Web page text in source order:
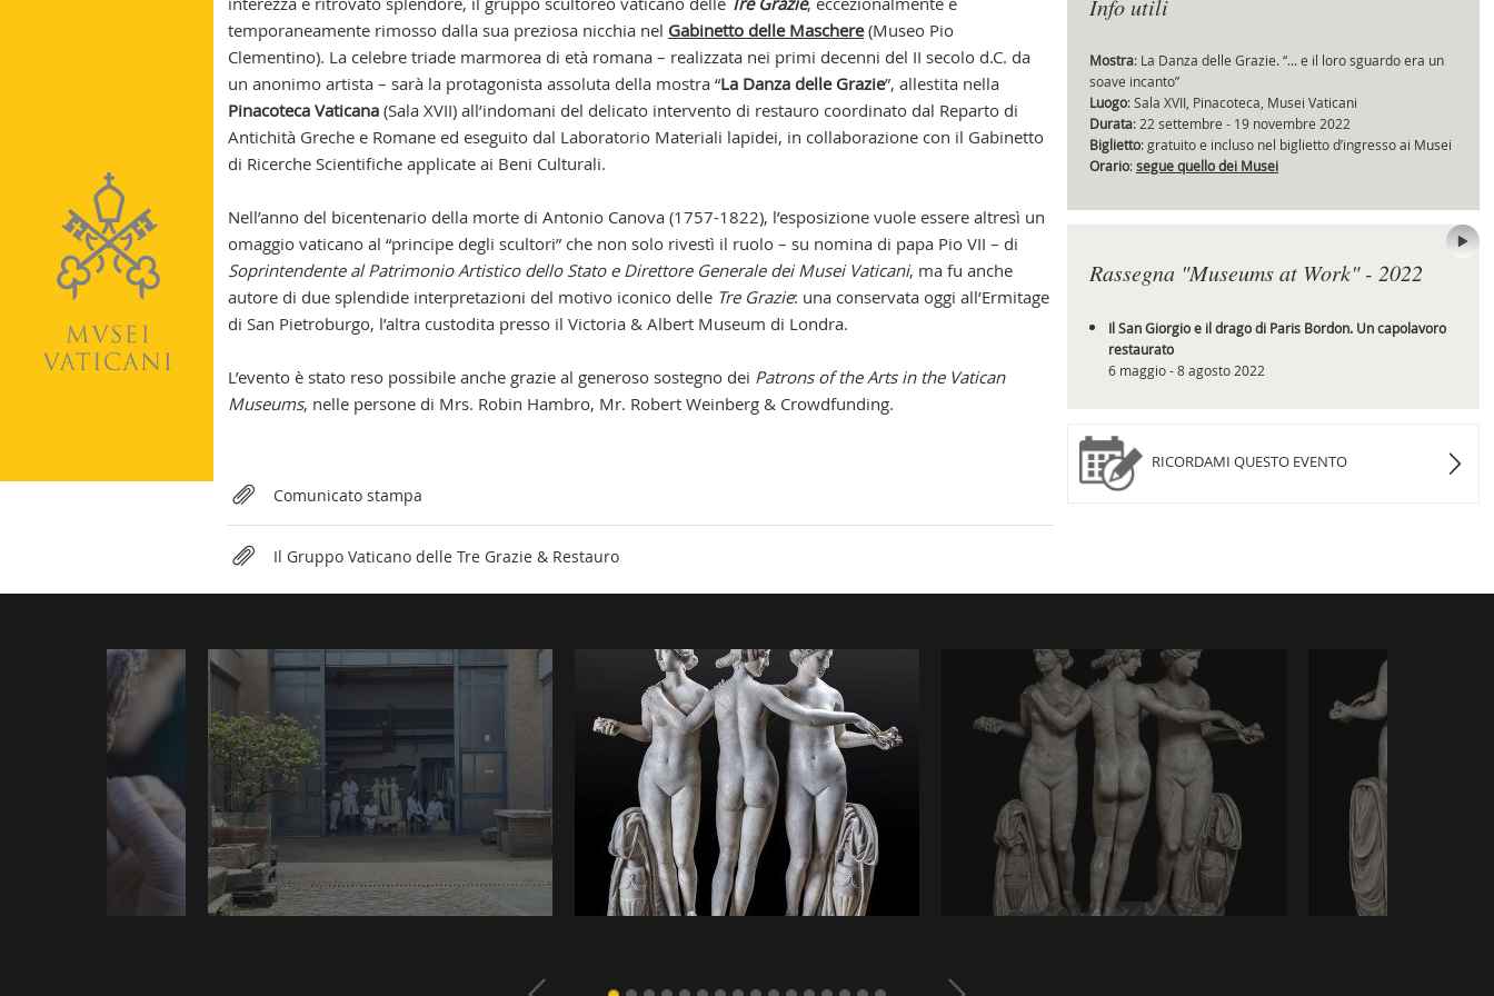
temporaneamente rimosso dalla sua preziosa nicchia nel Gabinetto delle Maschere(Museo Pio
Clementino). La celebre triade marmorea di età romana – realizzata nei primi decenni del II secolo d.C. da
un anonimo artista – sarà la protagonista assoluta della mostra “La Danza delle Grazie”, allestita nella
Pinacoteca Vaticana (Sala XVII) all’indomani del delicato intervento di restauro coordinato dal Reparto di
Antichità Greche e Romane ed eseguito dal Laboratorio Materiali lapidei, in collaborazione con il Gabinetto
di Ricerche Scientifiche applicate ai Beni Culturali.
Nell’anno del bicentenario della morte di Antonio Canova (1757-1822), l’esposizione vuole essere altresì un
omaggio vaticano al “principe degli scultori” che non solo rivestì il ruolo – su nomina di papa Pio VII – di
Soprintendente al Patrimonio Artistico dello Stato e Direttore Generale dei Musei Vaticani, ma fu anche
autore di due splendide interpretazioni del motivo iconico delle Tre Grazie: una conservata oggi all’Ermitage
di San Pietroburgo, l’altra custodita presso il Victoria & Albert Museum di Londra.
L’evento è stato reso possibile anche grazie al generoso sostegno dei Patrons of the Arts in the Vatican
Museums, nelle persone di Mrs. Robin Hambro, Mr. Robert Weinberg & Crowdfunding.
RelatedsComunicato stampa
Il Gruppo Vaticano delle Tre Grazie & Restauro
Info utili
Mostra: La Danza delle Grazie. “... e il loro sguardo era un
soave incanto”
Luogo: Sala XVII, Pinacoteca, Musei Vaticani
Durata: 22 settembre - 19 novembre 2022
Biglietto: gratuito e incluso nel biglietto d’ingresso ai Musei
Orario:segue quello dei Musei
Rassegna "Museums at Work" - 2022
Il San Giorgio e il drago di Paris Bordon. Un capolavoro
restaurato
6 maggio - 8 agosto 2022
RICORDAMI QUESTO EVENTO